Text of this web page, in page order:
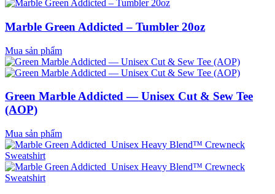
Marble Green Addicted – Tumbler 20oz
Mua sản phẩm
Green Marble Addicted — Unisex Cut & Sew Tee
(AOP)
Mua sản phẩm